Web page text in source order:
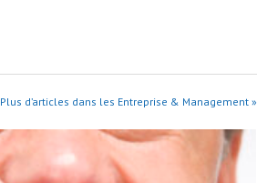
Plus d’articles dans les Entreprise & Management »